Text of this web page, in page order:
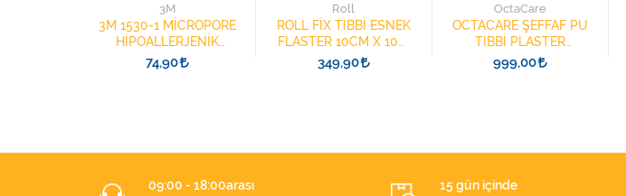
3M
3M 1530-1 MİCROPORE
HİPOALLERJENİK
FLASTER 2,5CMX9,1M
74,90
Roll
ROLL FİX TIBBİ ESNEK
FLASTER 10CM X 10M
130503
349,90
OctaCare
OCTACARE ŞEFFAF PU
TIBBİ PLASTER
10M*15CM 14115
BANYO BANDI
999,00
09:00 - 18:00arası 15 gün içinde